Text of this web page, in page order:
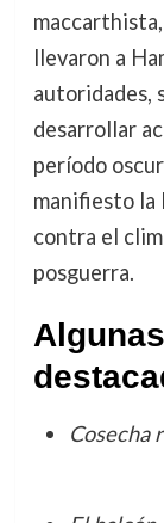
llevaron a
autoridades,
desarrollar
período
manifiesto la
contra el
posguerra.
Cosecha